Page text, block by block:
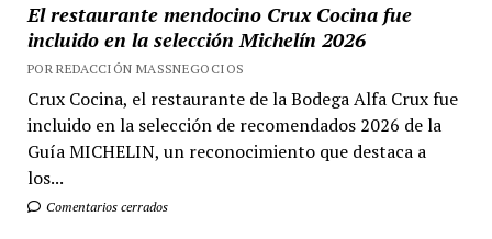
El restaurante mendocino Crux Cocina fue
incluido en la selección Michelín 2026
POR REDACCIÓN MASSNEGOCIOS
Crux Cocina, el restaurante de la Bodega Alfa Crux fue
incluido en la selección de recomendados 2026 de la
Guía MICHELIN, un reconocimiento que destaca a
los...
Comentarios cerrados